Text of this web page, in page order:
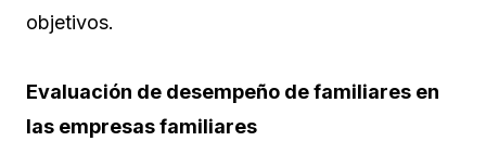
objetivos.
Evaluación de desempeño de familiares en
las empresas familiares